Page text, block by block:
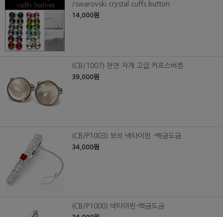
/swarovski crystal cuffs button
14,000원
(CB/1007) 천연 자개 고급 커프스버튼
39,000원
(CB/P1003) 보석 넥타이핀 -백금도금
34,000원
(CB/P1000) 넥타이핀-백금도금